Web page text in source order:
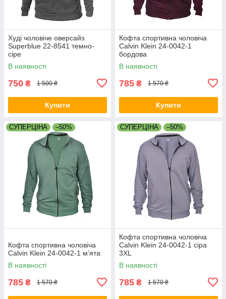
Худі чоловіче оверсайз
Superblue 22-8541 темно-
сіре
В наявності
750 ₴ 1 500 ₴
Купити
Кофта спортивна чоловіча
Calvin Klein 24-0042-1
бордова
В наявності
785 ₴ 1 570 ₴
Купити
СУПЕРЦІНА –50%
Кофта спортивна чоловіча
Calvin Klein 24-0042-1 м’ята
В наявності
785 ₴ 1 570 ₴
СУПЕРЦІНА –50%
Кофта спортивна чоловіча
Calvin Klein 24-0042-1 сіра
3XL
В наявності
785 ₴ 1 570 ₴